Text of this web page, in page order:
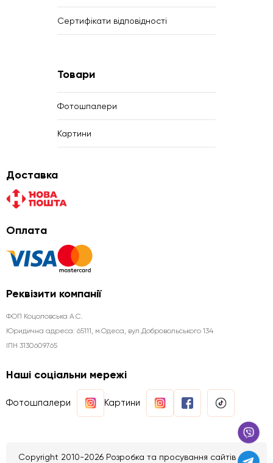
Сертифікати відповідності
Товари
Фотошпалери
Картини
Доставка
Оплата
Реквізити компанії
ФОП Коцоловська А.С.
Юридична aдреса: 65111, м.Одеса, вул.Добровольського 134
ІПН 3130609765
Наші соціальни мережі
Фотошпалери Картини
Copyright 2010-2026 Розробка та просування сайтів